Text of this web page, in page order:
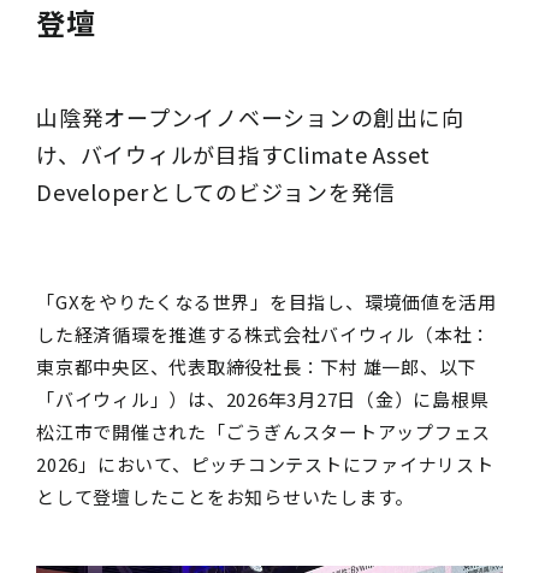
登壇
山陰発オープンイノベーションの創出に向
け、バイウィルが目指すClimate Asset
Developerとしてのビジョンを発信
「GXをやりたくなる世界」を目指し、環境価値を活用
した経済循環を推進する株式会社バイウィル（本社：
東京都中央区、代表取締役社長：下村 雄一郎、以下
「バイウィル」）は、2026年3月27日（金）に島根県
松江市で開催された「ごうぎんスタートアップフェス
2026」において、ピッチコンテストにファイナリスト
として登壇したことをお知らせいたします。